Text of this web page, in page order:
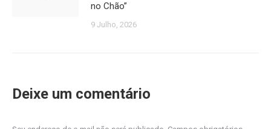
no Chão”
9 Julho, 2026
Deixe um comentário